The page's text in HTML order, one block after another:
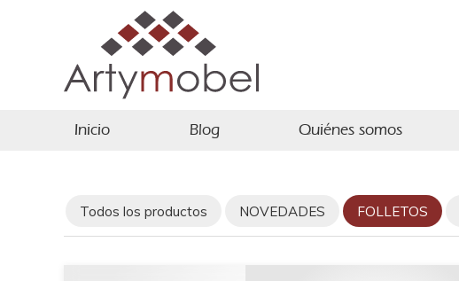
Inicio Blog Quiénes somos
Todos los productos NOVEDADES FOLLETOS